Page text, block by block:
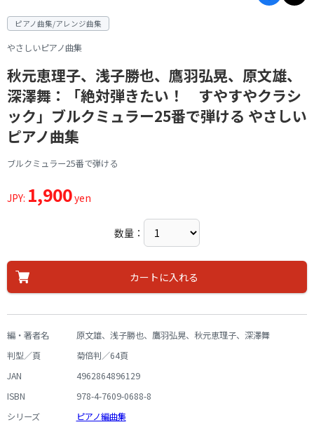
ピアノ曲集/アレンジ曲集
やさしいピアノ曲集
秋元恵理子、浅子勝也、鷹羽弘晃、原文雄、
深澤舞：「絶対弾きたい！ すやすやクラシ
ック」ブルクミュラー25番で弾ける やさしい
ピアノ曲集
ブルクミュラー25番で弾ける
JPY: 1,900yen
数量：
カートに入れる
編・著者名
原文雄、浅子勝也、鷹羽弘晃、秋元恵理子、深澤舞
判型／頁
菊倍判／64頁
JAN
4962864896129
ISBN
978-4-7609-0688-8
シリーズ
ピアノ編曲集